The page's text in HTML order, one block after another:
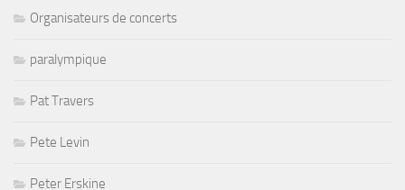
Organisateurs de concerts
paralympique
Pat Travers
Pete Levin
Peter Erskine